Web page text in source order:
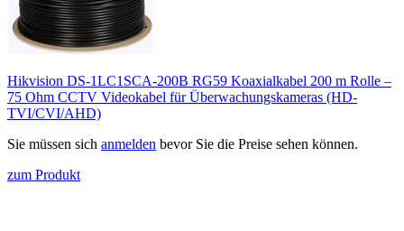
Hikvision DS-1LC1SCA-200B RG59 Koaxialkabel 200 m Rolle –
75 Ohm CCTV Videokabel für Überwachungskameras (HD-
TVI/CVI/AHD)
Sie müssen sich anmelden bevor Sie die Preise sehen können.
zum Produkt